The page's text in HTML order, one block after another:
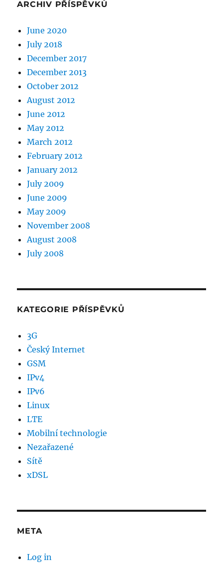
ARCHIV PŘÍSPĚVKŮ
June 2020
July 2018
December 2017
December 2013
October 2012
August 2012
June 2012
May 2012
March 2012
February 2012
January 2012
July 2009
June 2009
May 2009
November 2008
August 2008
July 2008
KATEGORIE PŘÍSPĚVKŮ
3G
Český Internet
GSM
IPv4
IPv6
Linux
LTE
Mobilní technologie
Nezařazené
Sítě
xDSL
META
Log in